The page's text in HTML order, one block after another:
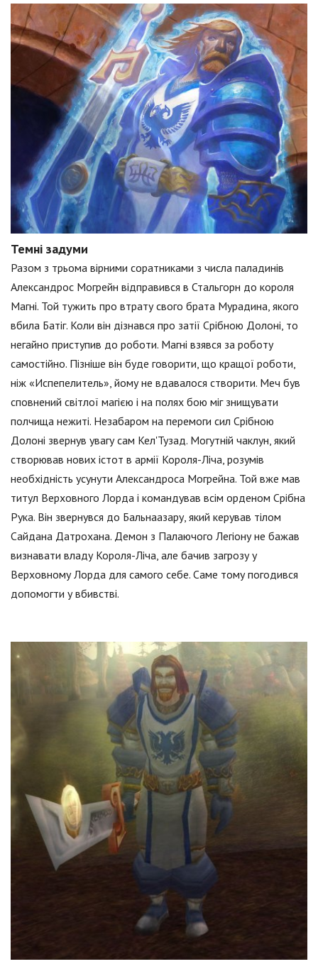
Темні задуми
Разом з трьома вірними соратниками з числа паладинів
Александрос Могрейн відправився в Стальгорн до короля
Магні. Той тужить про втрату свого брата Мурадина, якого
вбила Батіг. Коли він дізнався про затії Срібною Долоні, то
негайно приступив до роботи. Магні взявся за роботу
самостійно. Пізніше він буде говорити, що кращої роботи,
ніж «Испепелитель», йому не вдавалося створити. Меч був
сповнений світлої магією і на полях бою міг знищувати
полчища нежиті. Незабаром на перемоги сил Срібною
Долоні звернув увагу сам Кел'Тузад. Могутній чаклун, який
створював нових істот в армії Короля-Ліча, розумів
необхідність усунути Александроса Могрейна. Той вже мав
титул Верховного Лорда і командував всім орденом Срібна
Рука. Він звернувся до Бальнаазару, який керував тілом
Сайдана Датрохана. Демон з Палаючого Легіону не бажав
визнавати владу Короля-Ліча, але бачив загрозу у
Верховному Лорда для самого себе. Саме тому погодився
допомогти у вбивстві.